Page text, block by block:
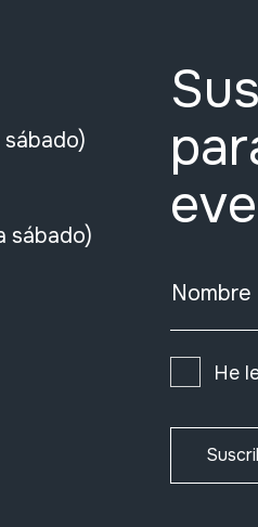
sábado)
sábado)
Nombre
He